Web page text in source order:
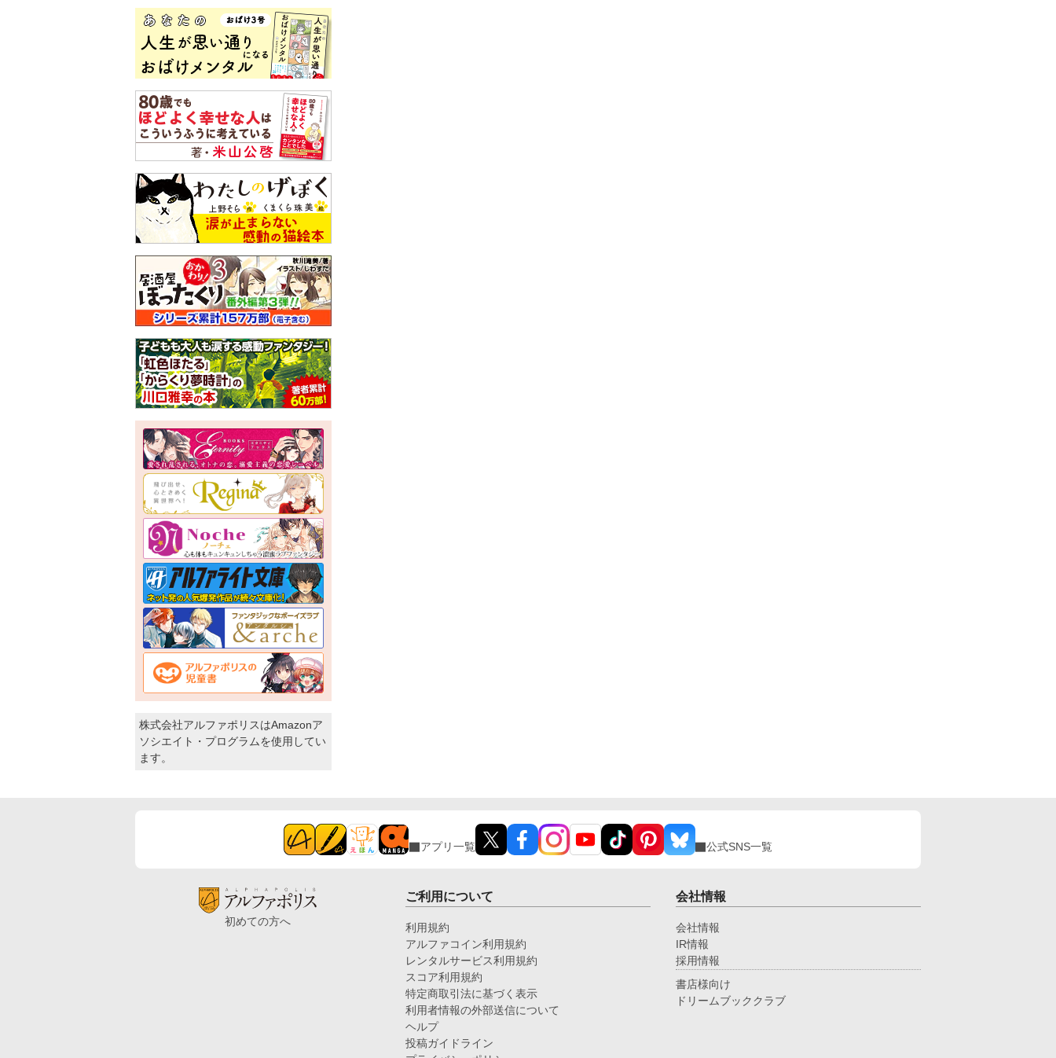
株式会社アルファポリスはAmazonア
ソシエイト・プログラムを使用してい
ます。
アプリ一覧 公式SNS一覧
初めての方へ
ご利用について
利用規約
アルファコイン利用規約
レンタルサービス利用規約
スコア利用規約
特定商取引法に基づく表示
利用者情報の外部送信について
ヘルプ
投稿ガイドライン
会社情報
会社情報
IR情報
採用情報
書店様向け
ドリームブッククラブ